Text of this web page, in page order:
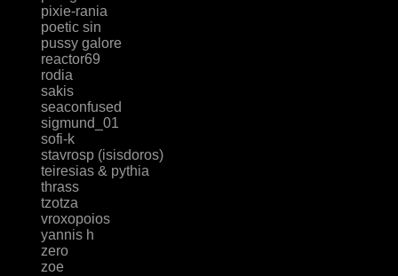
pixie-rania
poetic sin
pussy galore
reactor69
rodia
sakis
seaconfused
sigmund_01
sofi-k
stavrosp (isisdoros)
teiresias & pythia
thrass
tzotza
vroxopoios
yannis h
zero
zoe